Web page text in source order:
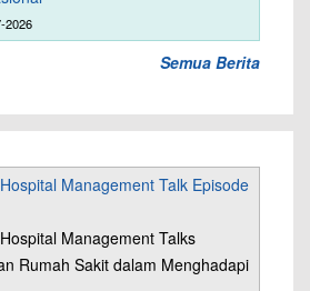
2026
Semua Berita
Management Talk Episode
Management Talks
Rumah Sakit dalam Menghadapi